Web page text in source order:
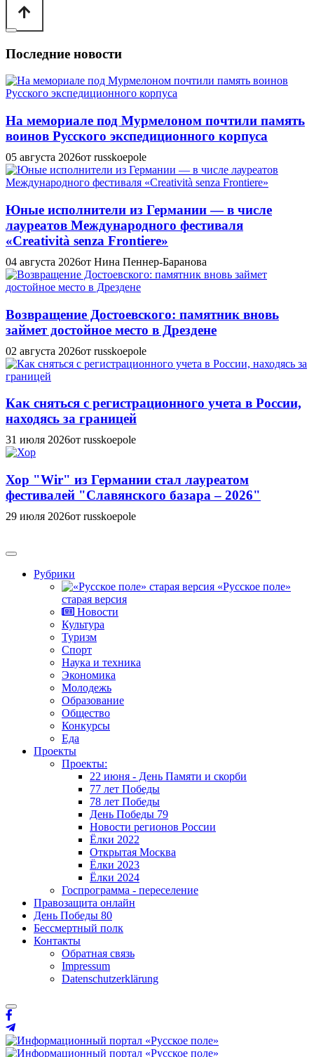
Последние новости
На мемориале под Мурмелоном почтили память
воинов Русского экспедиционного корпуса
05 августа 2026от russkoepole
Юные исполнители из Германии — в числе
лауреатов Международного фестиваля
«Creatività senza Frontiere»
04 августа 2026от Нина Пеннер-Баранова
Возвращение Достоевского: памятник вновь
займет достойное место в Дрездене
02 августа 2026от russkoepole
Как сняться с регистрационного учета в России,
находясь за границей
31 июля 2026от russkoepole
Хор "Wir" из Германии стал лауреатом
фестивалей "Славянского базара – 2026"
29 июля 2026от russkoepole
Рубрики
«Русское поле»
старая версия
Новости
Культура
Туризм
Спорт
Наука и техника
Экономика
Молодежь
Образование
Общество
Конкурсы
Еда
Проекты
Проекты:
22 июня - День Памяти и скорби
77 лет Победы
78 лет Победы
День Победы 79
Новости регионов России
Ёлки 2022
Открытая Москва
Ёлки 2023
Ёлки 2024
Госпрограмма - переселение
Правозащита онлайн
День Победы 80
Бессмертный полк
Контакты
Обратная связь
Impressum
Datenschutzerklärung